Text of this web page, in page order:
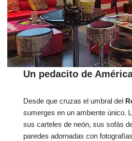
Un pedacito de
Desde que cruzas el umbral del
sumerges en un ambiente único.
sus carteles de neón, sus sofás
paredes adornadas con